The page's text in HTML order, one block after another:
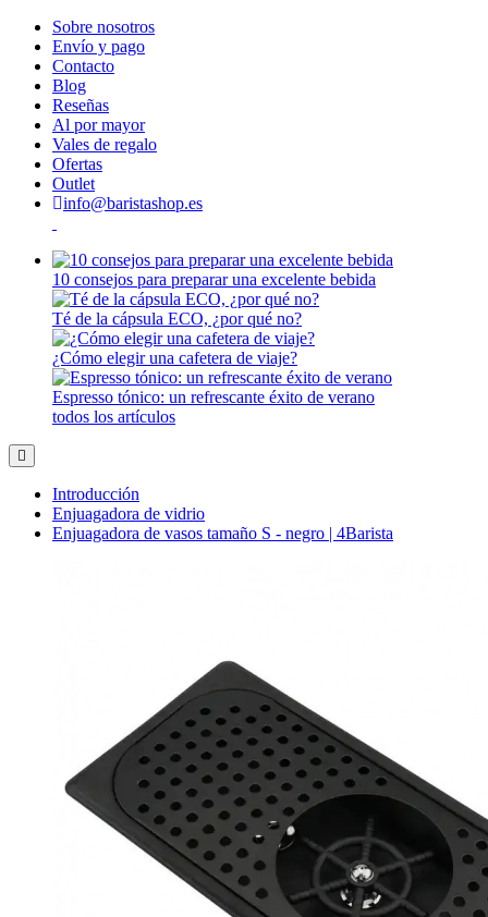
Sobre nosotros
Envío y pago
Contacto
Blog
Reseñas
Al por mayor
Vales de regalo
Ofertas
Outlet
info@baristashop.es
10 consejos para preparar una excelente bebida
Té de la cápsula ECO, ¿por qué no?
¿Cómo elegir una cafetera de viaje?
Espresso tónico: un refrescante éxito de verano
todos los artículos
Introducción
Enjuagadora de vidrio
Enjuagadora de vasos tamaño S - negro | 4Barista